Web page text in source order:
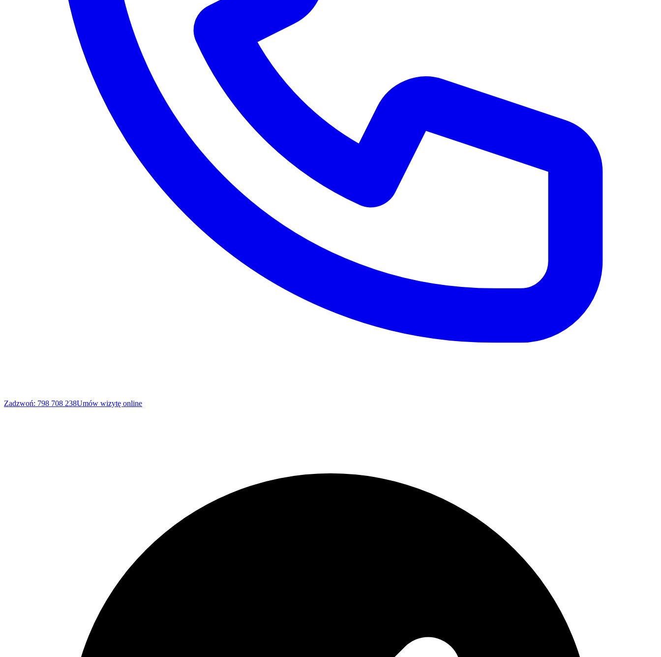
Zadzwoń: 798 708 238Umów wizytę online